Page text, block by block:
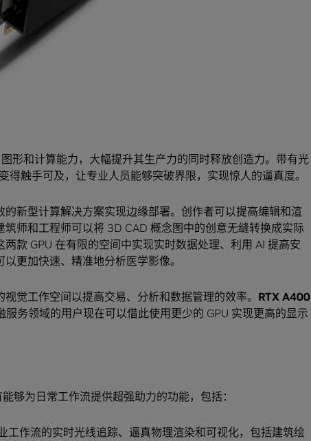
形和计算能力，大幅提升其生产力的同时释放创造力。带有光
得触手可及，让专业人员能够突破界限，实现惊人的逼真度。
新型计算解决方案实现边缘部署。创作者可以提高编辑和渲
师和工程师可以将 3D CAD 概念图中的创意无缝转换成实际
款 GPU 在有限的空间中实现实时数据处理、利用 AI 提高安
更加快速、精准地分析医学影像。
觉工作空间以提高交易、分析和数据管理的效率。 RTX A400
务领域的用户现在可以借此使用更少的 GPU 实现更高的显示
能够为日常工作流提供超强助力的功能，包括：
工作流的实时光线追踪、逼真物理渲染和可视化，包括建筑绘